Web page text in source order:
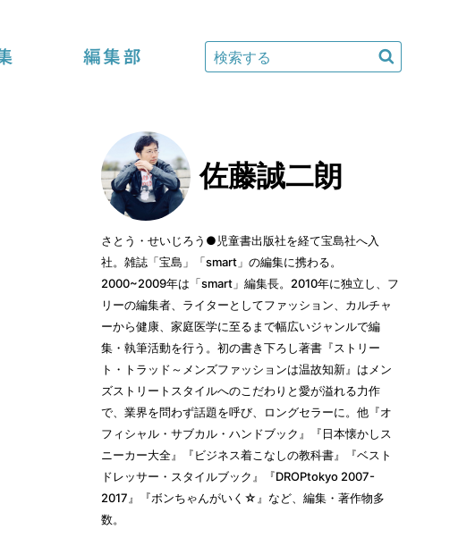
佐藤誠二朗
さとう・せいじろう●児童書出版社を経て宝島社へ入
社。雑誌「宝島」「smart」の編集に携わる。
2000~2009年は「smart」編集長。2010年に独立し、フ
リーの編集者、ライターとしてファッション、カルチャ
ーから健康、家庭医学に至るまで幅広いジャンルで編
集・執筆活動を行う。初の書き下ろし著書『ストリー
ト・トラッド～メンズファッションは温故知新』はメン
ズストリートスタイルへのこだわりと愛が溢れる力作
で、業界を問わず話題を呼び、ロングセラーに。他『オ
フィシャル・サブカル・ハンドブック』『日本懐かしス
ニーカー大全』『ビジネス着こなしの教科書』『ベスト
ドレッサー・スタイルブック』『DROPtokyo 2007-
2017』『ボンちゃんがいく☆』など、編集・著作物多
数。